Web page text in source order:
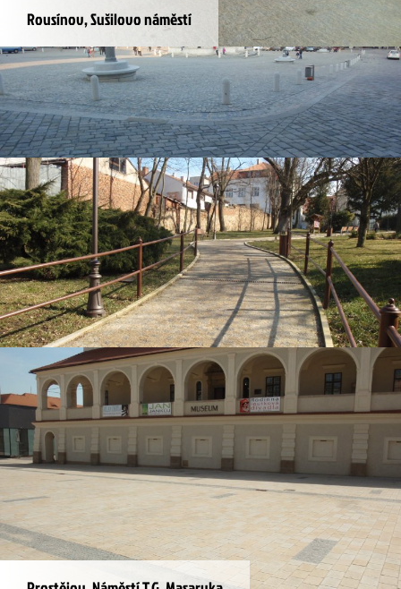
Brno, Zelný trh
Moravské Budějovice
Rousínov, Sušilovo náměstí